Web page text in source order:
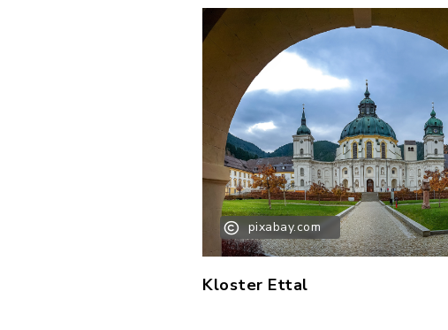
pixabay.com
Kloster Ettal